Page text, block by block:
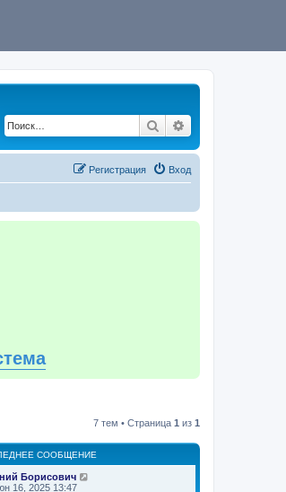
Поиск
Вход
Регистрация
7 тем • Страница 1 из 1
СООБЩЕНИЕ
Борисович
16, 2025 13:47